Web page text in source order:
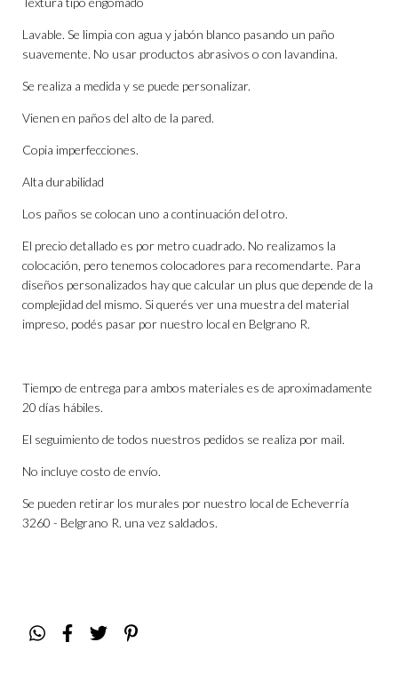
Lavable. Se limpia con agua y jabón blanco pasando un paño
suavemente. No usar productos abrasivos o con lavandina.
Se realiza a medida y se puede personalizar.
Vienen en paños del alto de la pared.
Copia imperfecciones.
Alta durabilidad
Los paños se colocan uno a continuación del otro.
El precio detallado es por metro cuadrado. No realizamos la
colocación, pero tenemos colocadores para recomendarte. Para
diseños personalizados hay que calcular un plus que depende de la
complejidad del mismo. Si querés ver una muestra del material
impreso, podés pasar por nuestro local en Belgrano R.
Tiempo de entrega para ambos materiales es de aproximadamente
20 días hábiles.
El seguimiento de todos nuestros pedidos se realiza por mail.
No incluye costo de envío.
Se pueden retirar los murales por nuestro local de Echeverría
3260 - Belgrano R. una vez saldados.